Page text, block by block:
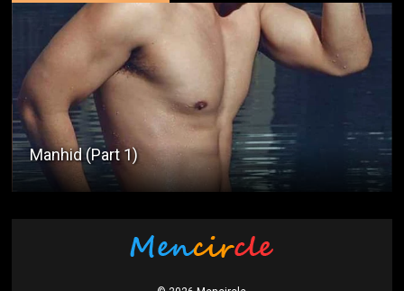
Manhid (Part 1)